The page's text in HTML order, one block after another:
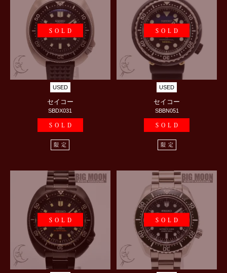
SOLD
USED
セイコー
SBDX031
SOLD
限定
SOLD
USED
セイコー
SBBN051
SOLD
限定
SOLD SOLD